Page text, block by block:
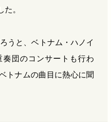
。
うと、ベトナム・ハノイ
団のコンサートも行わ
トナムの曲目に熱心に聞